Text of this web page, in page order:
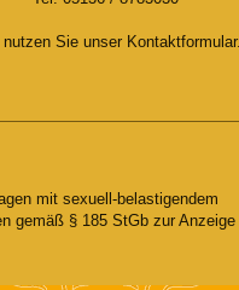
nutzen Sie unser Kontaktformular.
mit sexuell-belastigendem
gemäß § 185 StGb zur Anzeige